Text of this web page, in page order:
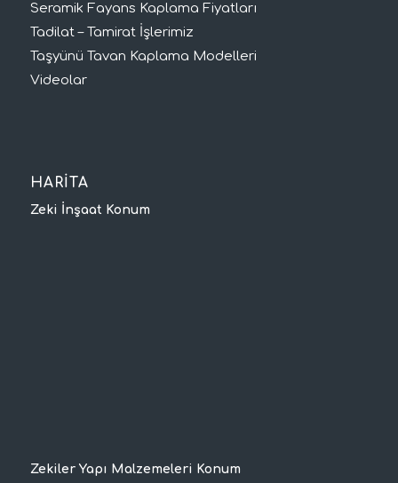
Seramik Fayans Kaplama Fiyatları
Tadilat – Tamirat İşlerimiz
Taşyünü Tavan Kaplama Modelleri
Videolar
HARİTA
Zeki İnşaat Konum
Zekiler Yapı Malzemeleri Konum